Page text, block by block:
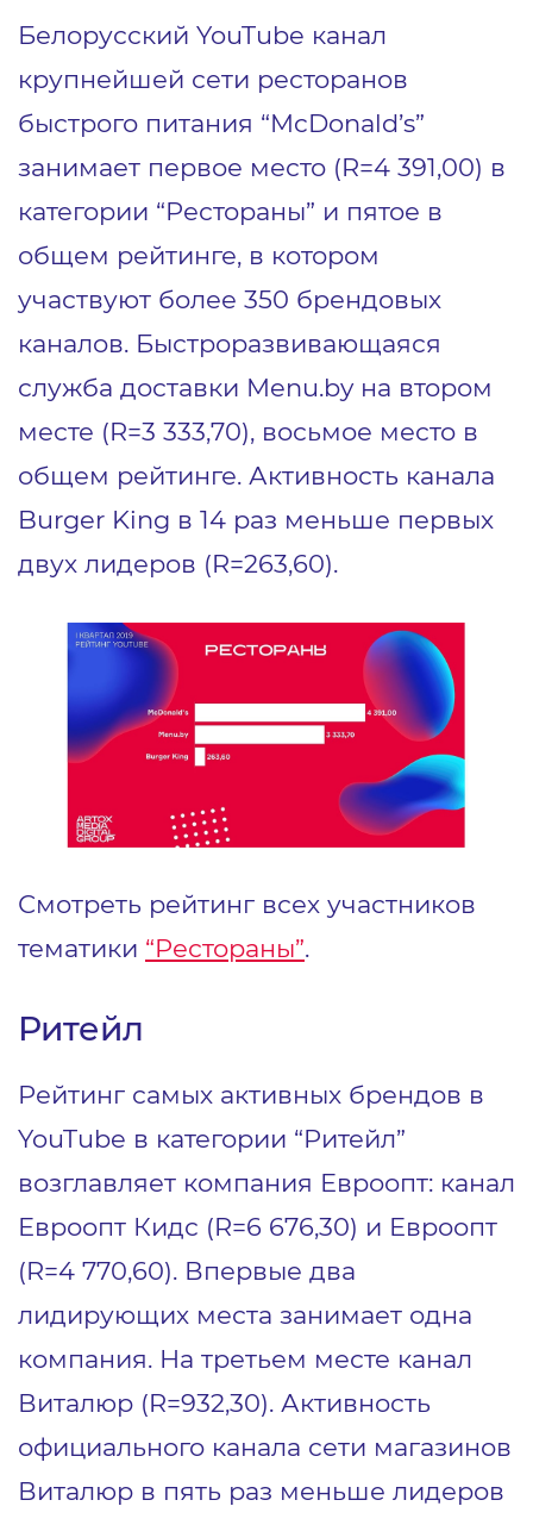
Белорусский YouTube канал
крупнейшей сети ресторанов
быстрого питания “McDonald’s”
занимает первое место (R=4 391,00) в
категории “Рестораны” и пятое в
общем рейтинге, в котором
участвуют более 350 брендовых
каналов. Быстроразвивающаяся
служба доставки Menu.by на втором
месте (R=3 333,70), восьмое место в
общем рейтинге. Активность канала
Burger King в 14 раз меньше первых
двух лидеров (R=263,60).
Смотреть рейтинг всех участников
тематики “Рестораны”.
Ритейл
Рейтинг самых активных брендов в
YouTube в категории “Ритейл”
возглавляет компания Евроопт: канал
Евроопт Кидс (R=6 676,30) и Евроопт
(R=4 770,60). Впервые два
лидирующих места занимает одна
компания. На третьем месте канал
Виталюр (R=932,30). Активность
официального канала сети магазинов
Виталюр в пять раз меньше лидеров